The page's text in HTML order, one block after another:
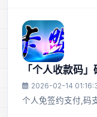
「个人收款码
2026-02-14
个人免签约支付,码